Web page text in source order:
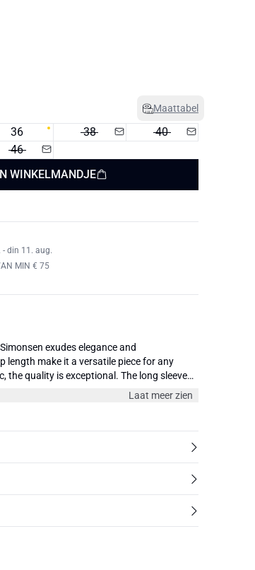
Maattabel
36 38
40
46
WINKELMANDJE
din 11. aug.
MIN € 75
exudes elegance and
length make it a versatile piece for any
the quality is exceptional. The long sleeves
of materials offers a touch ofLaat meer zien